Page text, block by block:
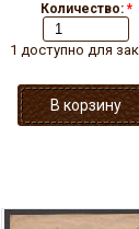
Количество: *
1 доступно для